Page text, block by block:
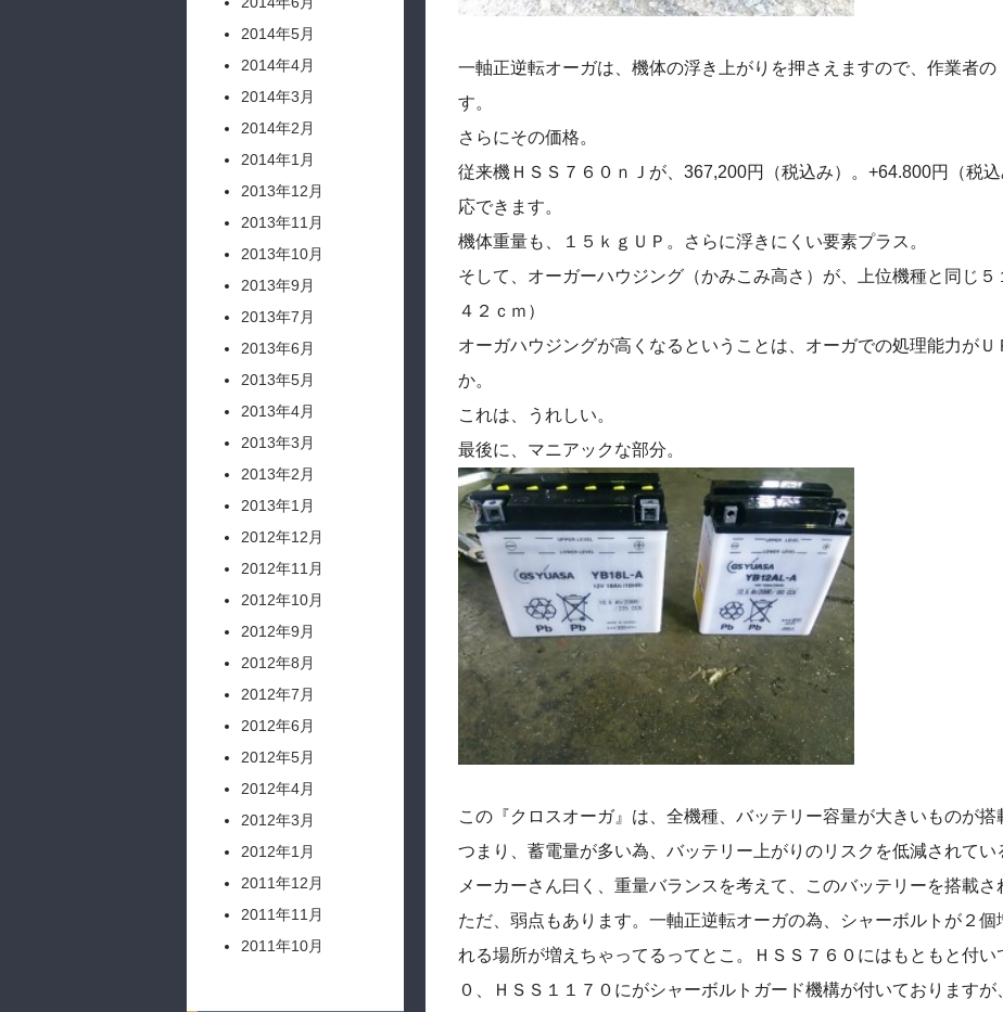
2014年5月
2014年4月
2014年3月
2014年2月
2014年1月
2013年12月
2013年11月
2013年10月
2013年9月
2013年7月
2013年6月
2013年5月
2013年4月
2013年3月
2013年2月
2013年1月
2012年12月
2012年11月
2012年10月
2012年9月
2012年8月
2012年7月
2012年6月
2012年5月
2012年4月
2012年3月
2012年1月
2011年12月
2011年11月
2011年10月
一軸正逆転オーガは、機体の浮き上がりを押さえますので、作業者の
す。
さらにその価格。
従来機ＨＳＳ７６０ｎＪが、367,200円（税込み）。+64.800円（税
応できます。
機体重量も、１５ｋｇＵＰ。さらに浮きにくい要素プラス。
そして、オーガーハウジング（かみこみ高さ）が、上位機種と同じ
４２ｃｍ）
オーガハウジングが高くなるということは、オーガでの処理能力がＵ
か。
これは、うれしい。
最後に、マニアックな部分。
この『クロスオーガ』は、全機種、バッテリー容量が大きいものが搭
つまり、蓄電量が多い為、バッテリー上がりのリスクを低減されてい
メーカーさん曰く、重量バランスを考えて、このバッテリーを搭載さ
ただ、弱点もあります。一軸正逆転オーガの為、シャーボルトが２
れる場所が増えちゃってるってとこ。ＨＳＳ７６０にはもともと付い
０、ＨＳＳ１１７０にがシャーボルトガード機構が付いております